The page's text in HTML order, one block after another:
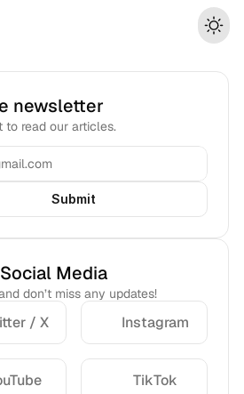
newsletter
to read our articles.
Submit
Media
don’t miss any updates!
/ X Instagram
TikTok